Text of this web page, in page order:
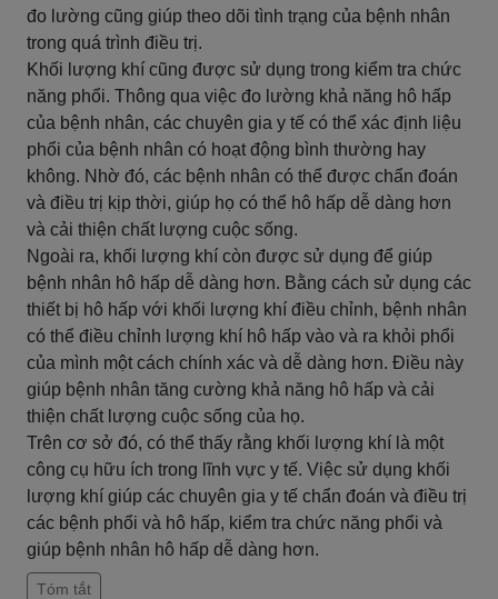
đo lường cũng giúp theo dõi tình trạng của bệnh nhân
trong quá trình điều trị.
Khối lượng khí cũng được sử dụng trong kiểm tra chức
năng phổi. Thông qua việc đo lường khả năng hô hấp
của bệnh nhân, các chuyên gia y tế có thể xác định liệu
phổi của bệnh nhân có hoạt động bình thường hay
không. Nhờ đó, các bệnh nhân có thể được chẩn đoán
và điều trị kịp thời, giúp họ có thể hô hấp dễ dàng hơn
và cải thiện chất lượng cuộc sống.
Ngoài ra, khối lượng khí còn được sử dụng để giúp
bệnh nhân hô hấp dễ dàng hơn. Bằng cách sử dụng các
thiết bị hô hấp với khối lượng khí điều chỉnh, bệnh nhân
có thể điều chỉnh lượng khí hô hấp vào và ra khỏi phổi
của mình một cách chính xác và dễ dàng hơn. Điều này
giúp bệnh nhân tăng cường khả năng hô hấp và cải
thiện chất lượng cuộc sống của họ.
Trên cơ sở đó, có thể thấy rằng khối lượng khí là một
công cụ hữu ích trong lĩnh vực y tế. Việc sử dụng khối
lượng khí giúp các chuyên gia y tế chẩn đoán và điều trị
các bệnh phổi và hô hấp, kiểm tra chức năng phổi và
giúp bệnh nhân hô hấp dễ dàng hơn.
Tóm tắt